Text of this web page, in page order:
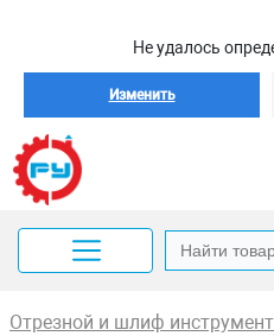
Не удалось
Изменить
Отрезной и шлиф инструмент